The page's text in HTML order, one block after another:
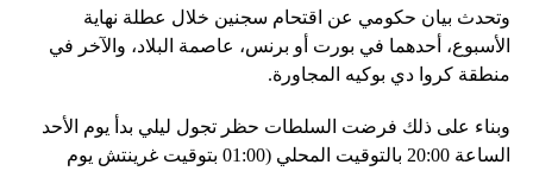
احتياطي»، لافتاً إلى أنّه «فور إنجاز عملية الانتشار هذه،
سنستعرض المسائل المتعلّقة بالاستعدادات لاستخدام الأسلحة
النووية غير الاستراتيجية».
وفي أوكرانيا، فكّكت أجهزة الأمن شبكة من العملاء التابعين
لجهاز الأمن الفدرالي الروسي «كانوا يعدّون لاغتيال الرئيس
وتحدث بيان حكومي عن اقتحام سجنين خلال عطلة نهاية
الأسبوع، أحدهما في بورت أو برنس، عاصمة البلاد، والآخر في
منطقة كروا دي بوكيه المجاورة.
وبناء على ذلك فرضت السلطات حظر تجول ليلي بدأ يوم الأحد
الساعة 20:00 بالتوقيت المحلي (01:00 بتوقيت غرينتش يوم